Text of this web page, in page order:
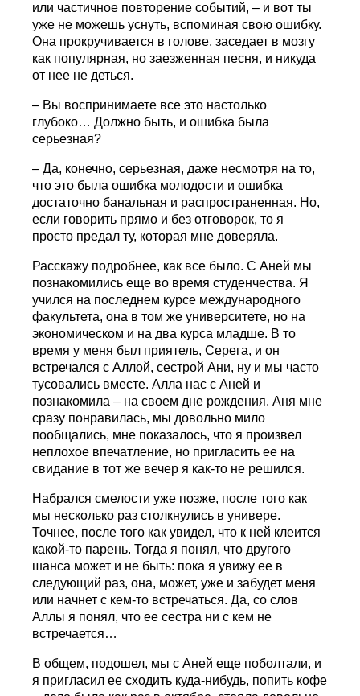
или частичное повторение событий, – и вот ты
уже не можешь уснуть, вспоминая свою ошибку.
Она прокручивается в голове, заседает в мозгу
как популярная, но заезженная песня, и никуда
от нее не деться.
– Вы воспринимаете все это настолько
глубоко… Должно быть, и ошибка была
серьезная?
– Да, конечно, серьезная, даже несмотря на то,
что это была ошибка молодости и ошибка
достаточно банальная и распространенная. Но,
если говорить прямо и без отговорок, то я
просто предал ту, которая мне доверяла.
Расскажу подробнее, как все было. С Аней мы
познакомились еще во время студенчества. Я
учился на последнем курсе международного
факультета, она в том же университете, но на
экономическом и на два курса младше. В то
время у меня был приятель, Серега, и он
встречался с Аллой, сестрой Ани, ну и мы часто
тусовались вместе. Алла нас с Аней и
познакомила – на своем дне рождения. Аня мне
сразу понравилась, мы довольно мило
пообщались, мне показалось, что я произвел
неплохое впечатление, но пригласить ее на
свидание в тот же вечер я как-то не решился.
Набрался смелости уже позже, после того как
мы несколько раз столкнулись в универе.
Точнее, после того как увидел, что к ней клеится
какой-то парень. Тогда я понял, что другого
шанса может и не быть: пока я увижу ее в
следующий раз, она, может, уже и забудет меня
или начнет с кем-то встречаться. Да, со слов
Аллы я понял, что ее сестра ни с кем не
встречается…
В общем, подошел, мы с Аней еще поболтали, и
я пригласил ее сходить куда-нибудь, попить кофе